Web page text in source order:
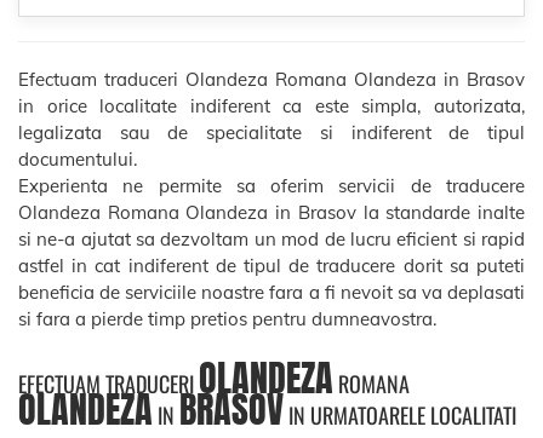
Efectuam traduceri Olandeza Romana Olandeza in Brasov
in orice localitate indiferent ca este simpla, autorizata,
legalizata sau de specialitate si indiferent de tipul
documentului.
Experienta ne permite sa oferim servicii de traducere
Olandeza Romana Olandeza in Brasov la standarde inalte
si ne-a ajutat sa dezvoltam un mod de lucru eficient si rapid
astfel in cat indiferent de tipul de traducere dorit sa puteti
beneficia de serviciile noastre fara a fi nevoit sa va deplasati
si fara a pierde timp pretios pentru dumneavostra.
EFECTUAM TRADUCERIOLANDEZA ROMANA
OLANDEZAINBRASOVIN URMATOARELE LOCALITATI